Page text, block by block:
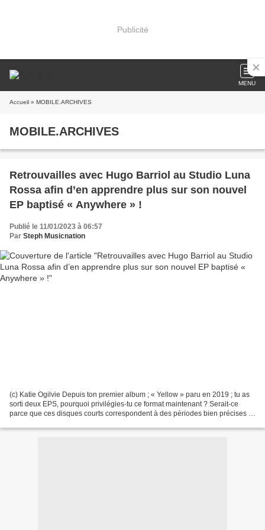
Publicité
MENU
Accueil » MOBILE.ARCHIVES
MOBILE.ARCHIVES
Retrouvailles avec Hugo Barriol au Studio Luna
Rossa afin d’en apprendre plus sur son nouvel
EP baptisé « Anywhere » !
Publié le 11/01/2023 à 06:57
Par Steph Musicnation
(c) Katie Ogilvie Depuis ton premier album ; « Yellow » paru en 2019 ; tu as
sorti deux EPS, pourquoi privilégies-tu ce format maintenant ? Serait-ce
parce que ces disques courts correspondent à des périodes bien précises ?